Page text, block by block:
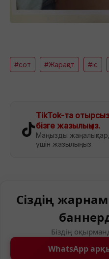
#сот #Жарақат #іс
TikTok-та
бізге жазылыңыз.
Маңызды
үшін жазылыңыз.
Сіздің
Біздің
WhatsApp